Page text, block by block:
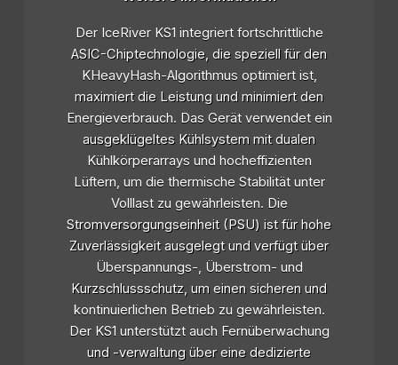
Der IceRiver KS1 integriert fortschrittliche
ASIC-Chiptechnologie, die speziell für den
KHeavyHash-Algorithmus optimiert ist,
maximiert die Leistung und minimiert den
Energieverbrauch. Das Gerät verwendet ein
ausgeklügeltes Kühlsystem mit dualen
Kühlkörperarrays und hocheffizienten
Lüftern, um die thermische Stabilität unter
Volllast zu gewährleisten. Die
Stromversorgungseinheit (PSU) ist für hohe
Zuverlässigkeit ausgelegt und verfügt über
Überspannungs-, Überstrom- und
Kurzschlussschutz, um einen sicheren und
kontinuierlichen Betrieb zu gewährleisten.
Der KS1 unterstützt auch Fernüberwachung
und -verwaltung über eine dedizierte